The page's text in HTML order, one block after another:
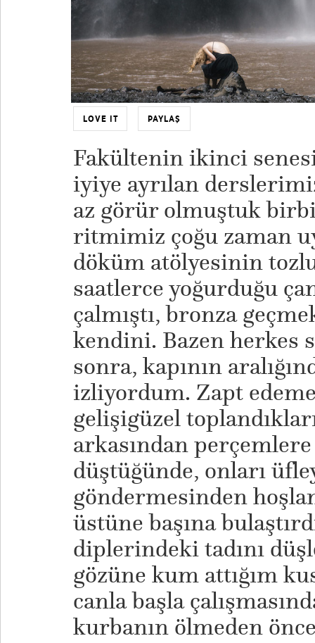
LOVE IT PAYLAŞ
Fakültenin ikinci
iyiye ayrılan
az görür olmuştuk
ritmimiz çoğu zaman
döküm atölyesinin
saatlerce yoğurduğu
çalmıştı, bronza
kendini. Bazen herkes
sonra, kapının
izliyordum. Zapt
gelişigüzel
arkasından
düştüğünde, onları
göndermesinden
üstüne başına
diplerindeki tadını
gözüne kum attığım
canla başla
kurbanın ölmeden